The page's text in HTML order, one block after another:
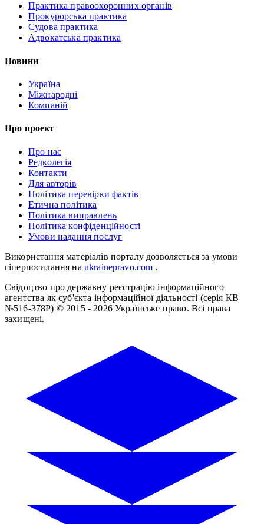
Практика правоохоронних органів
Прокурорська практика
Судова практика
Адвокатська практика
Новини
Україна
Міжнародні
Компаній
Про проект
Про нас
Редколегія
Контакти
Для авторів
Політика перевірки фактів
Етична політика
Політика виправлень
Політика конфіденційності
Умови надання послуг
Використання матеріалів порталу дозволяється за умови
гіперпосилання на ukrainepravo.com .
Свідоцтво про державну реєстрацію інформаційного
агентства як суб'єкта інформаційної діяльності (серія КВ
№516-378Р) © 2015 - 2026 Українське право. Всі права
захищені.